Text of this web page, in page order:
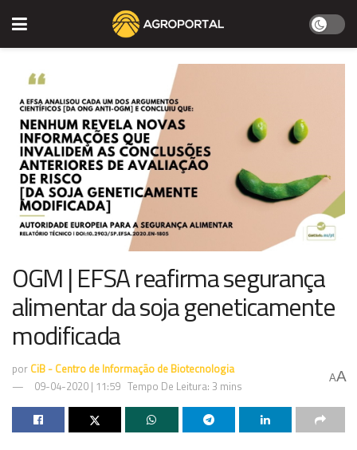
OGM | EFSA reafirma segurança
alimentar da soja geneticamente
modificada
por CiB - Centro de Informação de Biotecnologia
09-04-2020 | 11:59 Tempo De Leitura: 3 mins
AA